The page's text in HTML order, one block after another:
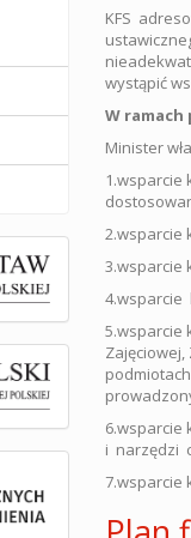
KFS
wystąpić
W
Minister
1.wsparcie
2.wsparcie
3.wsparcie
4.wsparcie
5.wsparcie
6.wsparcie
i narzędzi
7.wsparcie